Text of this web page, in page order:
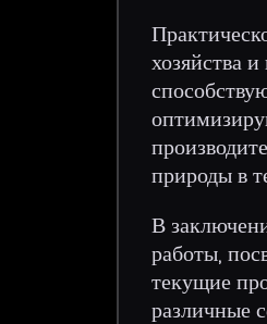
хозяйства
природы в
В
работы,
текущие
различные